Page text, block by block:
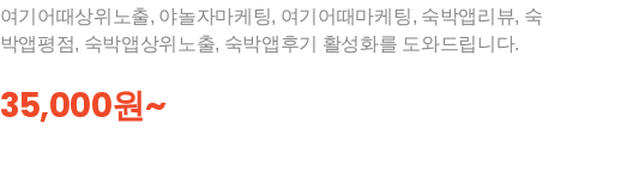
여기어때상위노출, 야놀자마케팅, 여기어때마케팅, 숙박앱리뷰, 숙
박앱평점, 숙박앱상위노출, 숙박앱후기 활성화를 도와드립니다.
35,000원~